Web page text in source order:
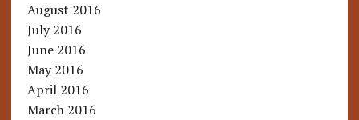
August 2016
July 2016
June 2016
May 2016
April 2016
March 2016